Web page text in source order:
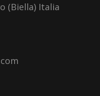
(Biella) Italia